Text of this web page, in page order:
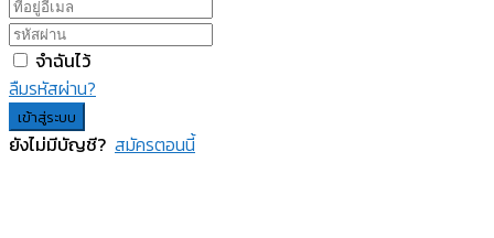
จำฉันไว้
ลืมรหัสผ่าน?
เข้าสู่ระบบ
ยังไม่มีบัญชี? สมัครตอนนี้